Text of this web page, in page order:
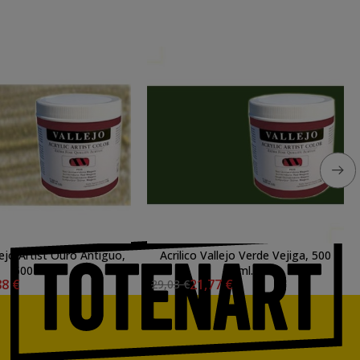
Artist Ouro Antiguo,
500 ml.
€
Acrilico Vallejo Verde Vejiga, 500
ml.
29,03 €21,77 €